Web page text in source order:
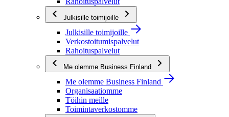
Julkisille toimijoille
Julkisille toimijoille
Verkostoitumispalvelut
Rahoituspalvelut
Me olemme Business Finland
Me olemme Business Finland
Organisaatiomme
Töihin meille
Toimintaverkostomme